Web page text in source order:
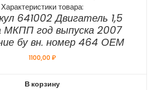
Характеристики товара:
641002 Двигатель 1,5
МКПП год выпуска 2007
бу вн. номер 464 ОЕМ
1100,00₽
В корзину